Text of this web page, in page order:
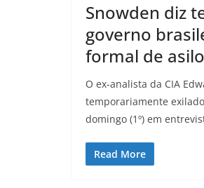
Snowden diz
governo
formal de asilo
O ex-analista da CIA
temporariamente
domingo (1º) em
Read More